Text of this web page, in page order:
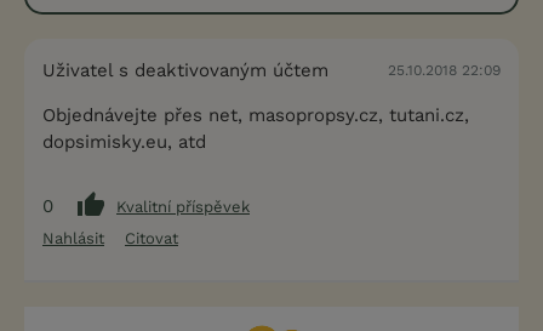
Uživatel s deaktivovaným účtem 25.10.2018 22:09
Objednávejte přes net, masopropsy.cz, tutani.cz,
dopsimisky.eu, atd
0
Kvalitní příspěvek
Nahlásit
Citovat